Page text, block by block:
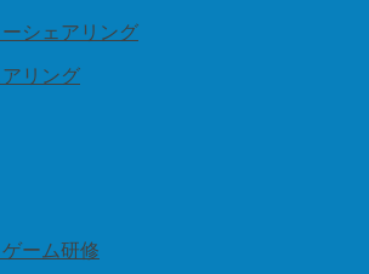
シェアリング
リング
ーム研修